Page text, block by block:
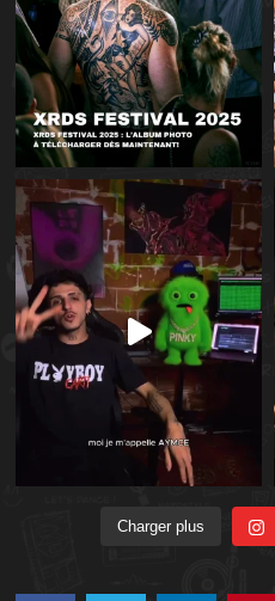
Charger plus